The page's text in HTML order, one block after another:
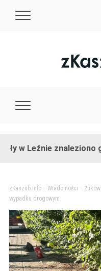
znaleziono granat!
zKaszub.info> Wiadomości
wypadku drogowym